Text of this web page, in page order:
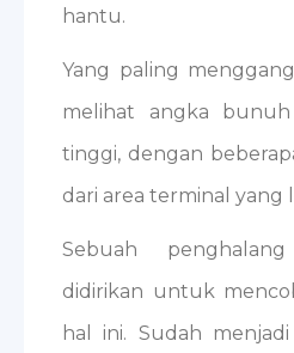
hantu.
Yang paling
melihat angka
tinggi, dengan
dari area terminal yang
Sebuah
didirikan untuk
hal ini. Sudah